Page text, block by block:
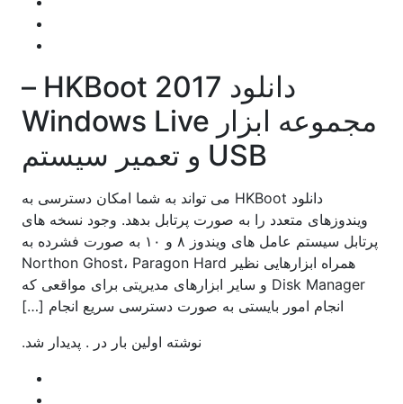
دانلود HKBoot 2017 –
مجموعه ابزار Windows Live
USB و تعمیر سیستم
دانلود HKBoot می تواند به شما امکان دسترسی به
ویندوزهای متعدد را به صورت پرتابل بدهد. وجود نسخه های
پرتابل سیستم عامل های ویندوز ۸ و ۱۰ به صورت فشرده به
همراه ابزارهایی نظیر Northon Ghost، Paragon Hard
Disk Manager و سایر ابزارهای مدیریتی برای مواقعی که
انجام امور بایستی به صورت دسترسی سریع انجام […]
نوشته اولین بار در . پدیدار شد.